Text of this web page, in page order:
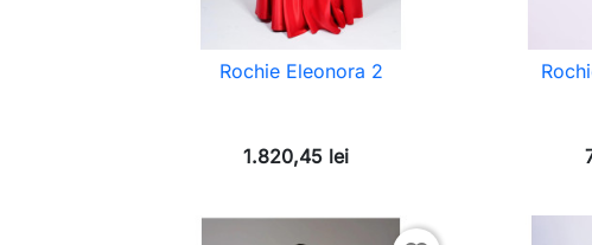
Rochie Eleonora 2
1.820,45 lei